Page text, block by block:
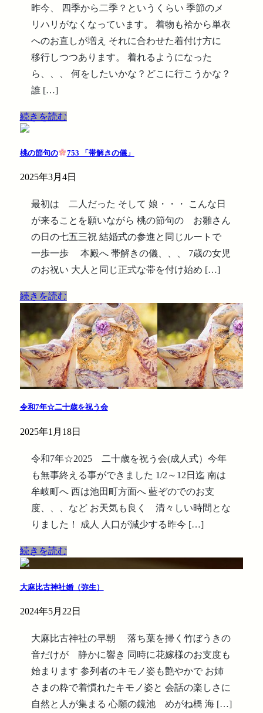
昨今、 四季から二季？というくらい 季節のメ
リハリがなくなっています。 着物も袷から単衣
へのお直しが増え それに合わせた着付け方に
移行しつつあります。 着れるようになった
ら、、、 何をしたいかな？どこに行こうかな？
誰 […]
続きを読む
桃の節句の 753 「帯解きの儀」
2025年3月4日
最初は 二人だった そして 娘・・・ こんな日
が来ることを願いながら 桃の節句の お雛さん
の日の七五三祝 結婚式の参進と同じルートで
一歩一歩 本殿へ 帯解きの儀、、、 7歳の女児
のお祝い 大人と同じ正式な帯を付け始め […]
続きを読む
令和7年☆二十歳を祝う会
2025年1月18日
令和7年☆2025 二十歳を祝う会(成人式）今年
も無事終える事ができました 1/2～12日迄 南は
牟岐町へ 西は池田町方面へ 藍ぞのでのお支
度、、、など お天気も良く 清々しい時間とな
りました！ 成人 人口が減少する昨今 […]
続きを読む
大麻比古神社婚（弥生）
2024年5月22日
大麻比古神社の早朝 落ち葉を掃く竹ぼうきの
音だけが 静かに響き 同時に花嫁様のお支度も
始まります 参列者のキモノ姿も艶やかで お姉
さまの粋で着慣れたキモノ姿と 会話の楽しさに
自然と人が集まる 心願の鏡池 めがね橋 海 […]